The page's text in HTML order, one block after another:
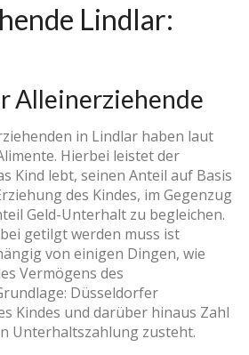
Lindlar:
Alleinerziehende
in Lindlar haben laut
Hierbei leistet der
Kind lebt, seinen Anteil auf Basis
des Kindes, im Gegenzug
Geld-Unterhalt zu begleichen.
getilgt werden muss ist
von einigen Dingen, wie
Vermögens des
Düsseldorfer
Kindes und darüber hinaus Zahl
Unterhaltszahlung zusteht.